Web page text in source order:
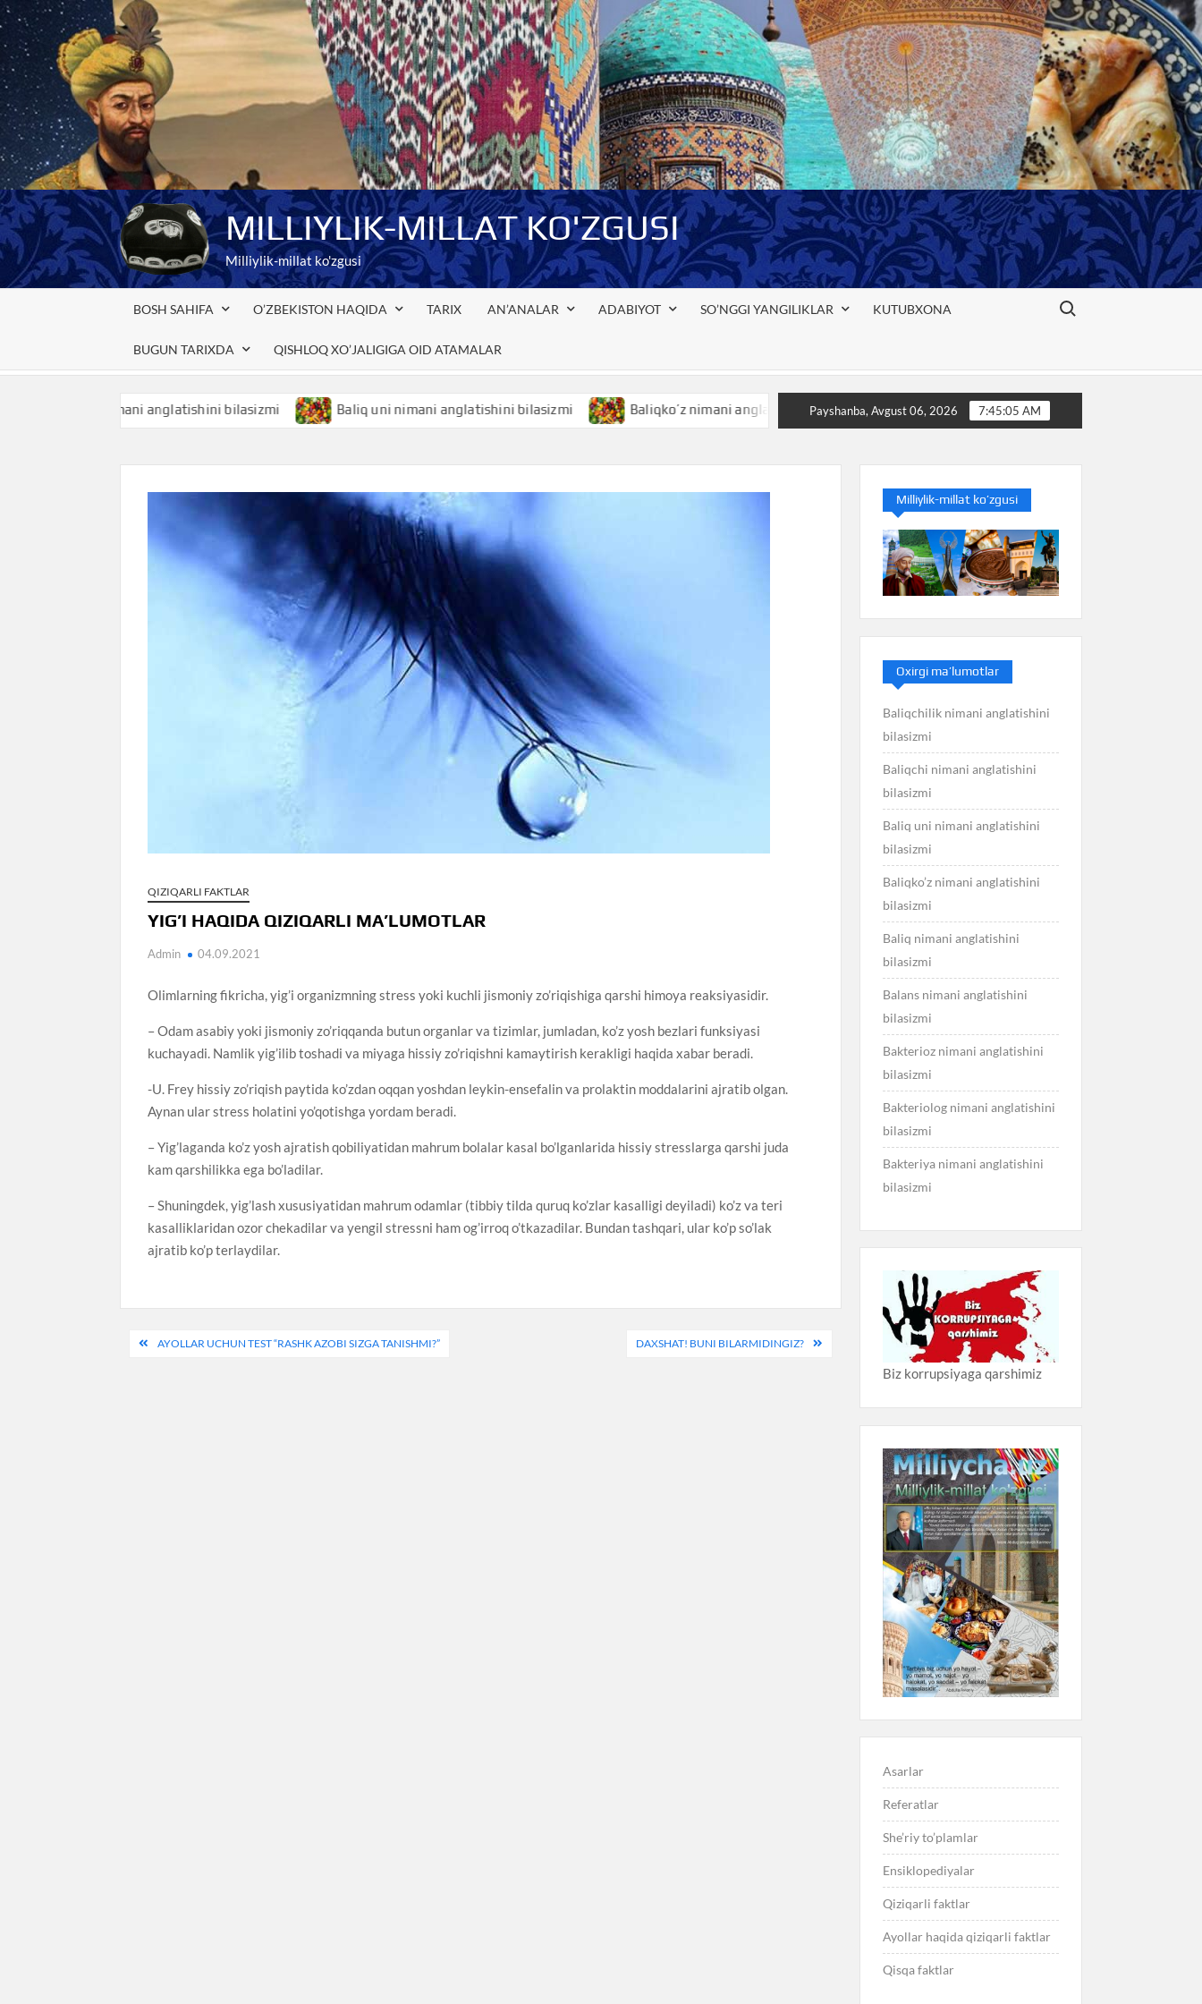
Skip
to
content
MILLIYLIK-MILLAT KO'ZGUSI
Milliylik-millat ko'zgusi
BOSH SAHIFA O’ZBEKISTON HAQIDA TARIX AN’ANALAR ADABIYOT SO’NGGI YANGILIKLAR KUTUBXONA
BUGUN TARIXDA QISHLOQ XO’JALIGIGA OID ATAMALAR
Search for:
nimani anglatishini bilasizmi Baliq uni nimani anglatishini bilasizmi Baliqko’z nimani anglatishini bilasizmi Baliq nimani anglatishini bilasizmi
Payshanba, Avgust 06, 2026 7:45:06 AM
QIZIQARLI FAKTLAR
YIG’I HAQIDA QIZIQARLI MA’LUMOTLAR
Admin 04.09.2021
Olimlarning fikricha, yig’i organizmning stress yoki kuchli jismoniy zo’riqishiga qarshi himoya reaksiyasidir.
– Odam asabiy yoki jismoniy zo’riqqanda butun organlar va tizimlar, jumladan, ko’z yosh bezlari funksiyasi
kuchayadi. Namlik yig’ilib toshadi va miyaga hissiy zo’riqishni kamaytirish kerakligi haqida xabar beradi.
-U. Frey hissiy zo’riqish paytida ko’zdan oqqan yoshdan leykin-ensefalin va prolaktin moddalarini ajratib olgan.
Aynan ular stress holatini yo’qotishga yordam beradi.
– Yig’laganda ko’z yosh ajratish qobiliyatidan mahrum bolalar kasal bo’lganlarida hissiy stresslarga qarshi juda
kam qarshilikka ega bo’ladilar.
– Shuningdek, yig’lash xususiyatidan mahrum odamlar (tibbiy tilda quruq ko’zlar kasalligi deyiladi) ko’z va teri
kasalliklaridan ozor chekadilar va yengil stressni ham og’irroq o’tkazadilar. Bundan tashqari, ular ko’p so’lak
ajratib ko’p terlaydilar.
PostAYOLLAR UCHUN TEST “RASHK AZOBI SIZGA TANISHMI?” DAXSHAT! BUNI BILARMIDINGIZ?
Milliylik-millat ko’zgusi
Oxirgi ma’lumotlar
Baliqchilik nimani anglatishini
bilasizmi
Baliqchi nimani anglatishini
bilasizmi
Baliq uni nimani anglatishini
bilasizmi
Baliqko’z nimani anglatishini
bilasizmi
Baliq nimani anglatishini
bilasizmi
Balans nimani anglatishini
bilasizmi
Bakterioz nimani anglatishini
bilasizmi
Bakteriolog nimani anglatishini
bilasizmi
Bakteriya nimani anglatishini
bilasizmi
Biz korrupsiyaga qarshimiz
Asarlar
Referatlar
She’riy to’plamlar
Ensiklopediyalar
Qiziqarli faktlar
Ayollar haqida qiziqarli faktlar
Qisqa faktlar